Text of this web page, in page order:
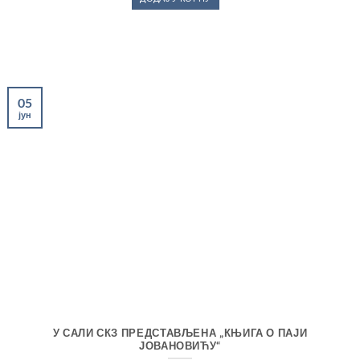
била:
1,800.00 рсд.
У САЛИ СКЗ ПРЕДСТАВЉЕНА „КЊИГА О ПАЈИ
ЈОВАНОВИЋУ“
05
јун